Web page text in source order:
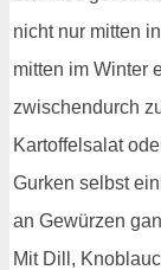
nicht nur mitten
mitten im Winter
zwischendurch
Kartoffelsalat
Gurken selbst
an Gewürzen
Mit Dill,